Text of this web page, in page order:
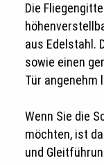
Die
aus Edelstahl.
sowie einen
Tür angenehm
Wenn Sie die
möchten, ist
und